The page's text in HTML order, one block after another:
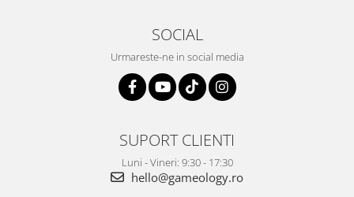
SOCIAL
Urmareste-ne in social media
SUPORT CLIENTI
Luni - Vineri: 9:30 - 17:30
hello@gameology.ro